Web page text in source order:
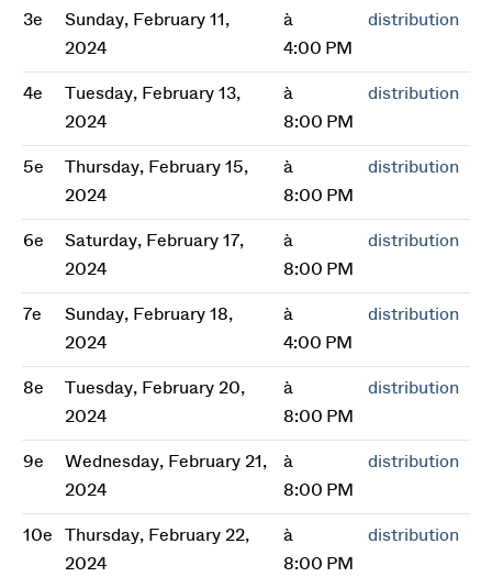
3e
Sunday, February 11,
2024
à
4:00 PM
distribution
4e
Tuesday, February 13,
2024
à
8:00 PM
distribution
5e
Thursday, February 15,
2024
à
8:00 PM
distribution
6e
Saturday, February 17,
2024
à
8:00 PM
distribution
7e
Sunday, February 18,
2024
à
4:00 PM
distribution
8e
Tuesday, February 20,
2024
à
8:00 PM
distribution
9e
Wednesday, February 21,
2024
à
8:00 PM
distribution
10e
Thursday, February 22,
2024
à
8:00 PM
distribution